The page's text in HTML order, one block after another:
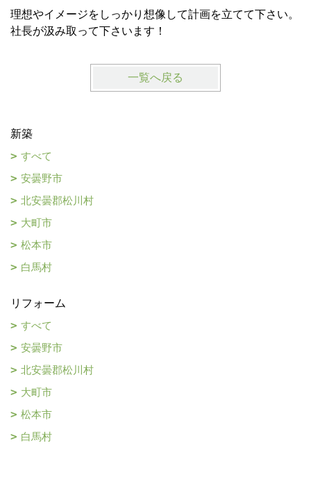
理想やイメージをしっかり想像して計画を立てて下さい。
社長が汲み取って下さいます！
一覧へ戻る
新築
すべて
安曇野市
北安曇郡松川村
大町市
松本市
白馬村
リフォーム
すべて
安曇野市
北安曇郡松川村
大町市
松本市
白馬村